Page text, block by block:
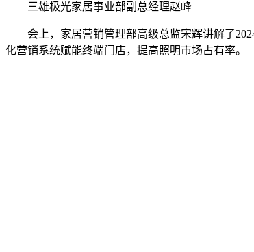
三雄极光家居事业部副总经理赵峰
会上，家居营销管理部高级总监宋辉讲解了
化营销系统赋能终端门店，提高照明市场占有率。